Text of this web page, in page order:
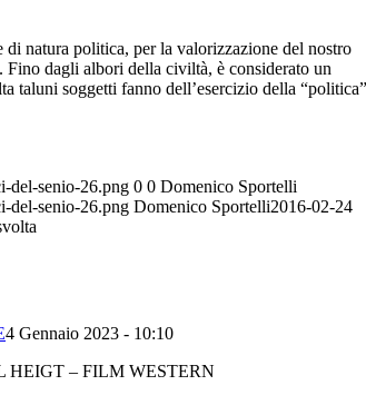
di natura politica, per la valorizzazione del nostro
Fino dagli albori della civiltà, è considerato un
taluni soggetti fanno dell’esercizio della
del-senio-26.png 0 0 Domenico Sportelli
del-senio-26.png Domenico Sportelli2016-02-24
4 Gennaio 2023 - 10:10
HEIGT – FILM WESTERN